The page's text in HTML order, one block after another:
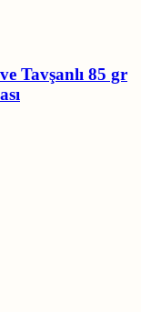
Tavşanlı 85 gr